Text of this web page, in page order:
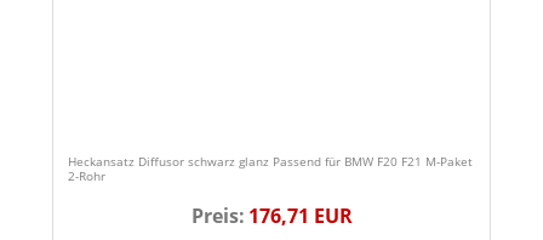
Heckansatz Diffusor schwarz glanz Passend für BMW F20 F21 M-Paket
2-Rohr
Preis: 176,71 EUR